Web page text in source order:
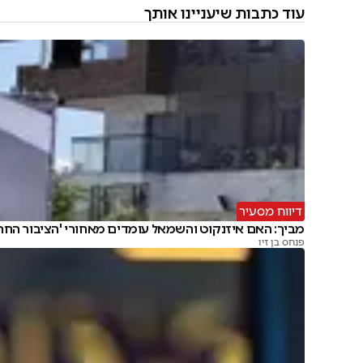
עוד כתבות שיעניינו אותך
דיווח מסעיר
מביך: האם איזנקוט והשמאל עומדים מאחורי 'הציבור
פנחס בן זיו